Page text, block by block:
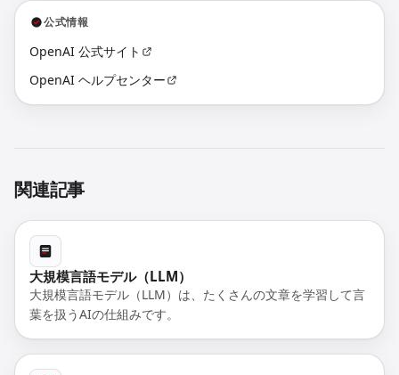
公式情報
OpenAI 公式サイト
OpenAI ヘルプセンター
関連記事
大規模言語モデル（LLM）
大規模言語モデル（LLM）は、たくさんの文章を学習して言
葉を扱うAIの仕組みです。